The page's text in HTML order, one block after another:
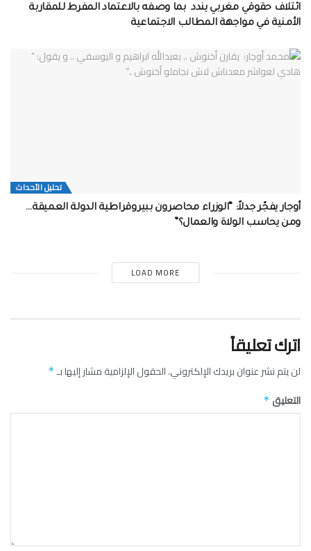
ائتلاف حقوقي مغربي يندد بما وصفه بالاعتماد المفرط للمقاربة
الأمنية في مواجهة المطالب الاجتماعية
تحلیل الأحداث
أوجار يفجّر جدلاً: “الوزراء محاصرون ببيروقراطية الدولة العميقة…
ومن يحاسب الولاة والعمال؟”
LOAD MORE
اترك تعليقاً
لن يتم نشر عنوان بريدك الإلكتروني.الحقول الإلزامية مشار إليها بـ*
التعليق *